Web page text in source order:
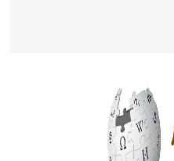
في جروح الرأس. ويعود
والفلسفة.